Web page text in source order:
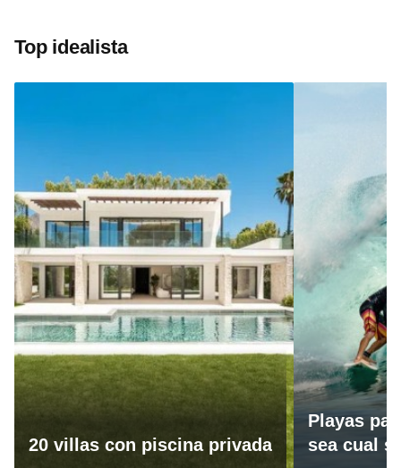
Top idealista
20 villas con piscina privada
Playas
sea cual